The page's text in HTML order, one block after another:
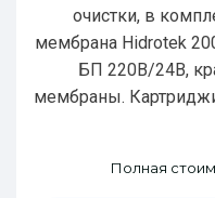
очистки, в
мембрана Hidrotek
БП 220В/24В,
мембраны.
Полная